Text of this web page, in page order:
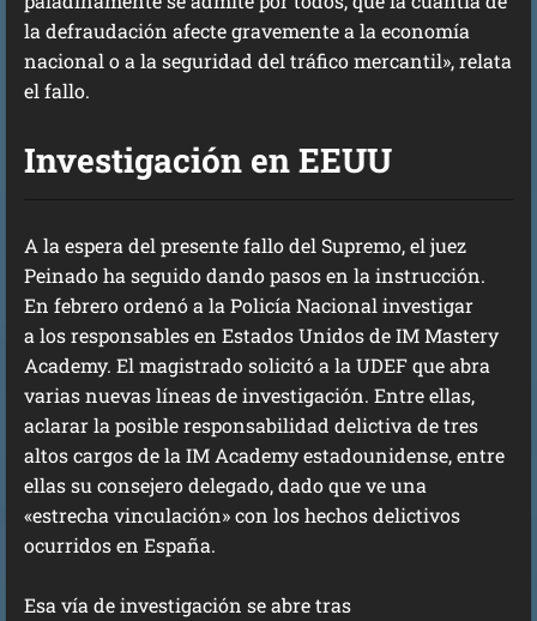
la defraudación afecte gravemente a la economía
nacional o a la seguridad del tráfico mercantil», relata
el fallo.
Investigación en EEUU
A la espera del presente fallo del Supremo, el juez
Peinado ha seguido dando pasos en la instrucción.
En febrero ordenó a la Policía Nacional investigar
a los responsables en Estados Unidos de IM Mastery
Academy. El magistrado solicitó a la UDEF que abra
varias nuevas líneas de investigación. Entre ellas,
aclarar la posible responsabilidad delictiva de tres
altos cargos de la IM Academy estadounidense, entre
ellas su consejero delegado, dado que ve una
«estrecha vinculación» con los hechos delictivos
ocurridos en España.
Esa vía de investigación se abre tras